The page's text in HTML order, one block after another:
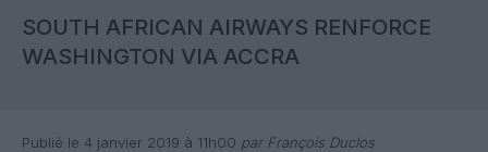
SOUTH AFRICAN AIRWAYS RENFORCE
WASHINGTON VIA ACCRA
Publié le 4 janvier 2019 à 11h00 par François Duclos